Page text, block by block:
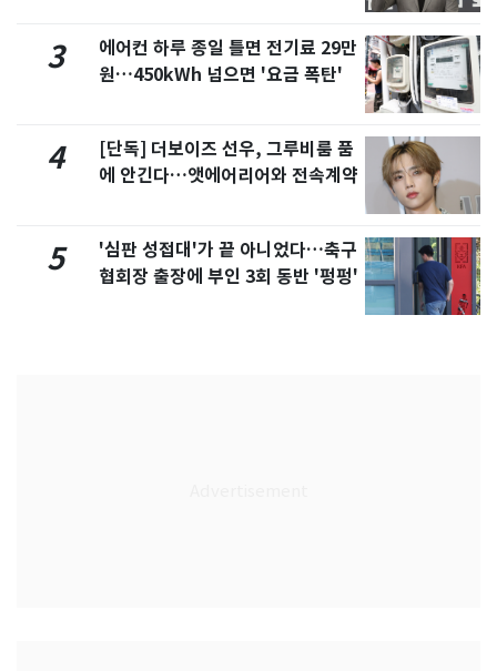
3
에어컨 하루 종일 틀면 전기료 29만
원…450kWh 넘으면 '요금 폭탄'
4
[단독] 더보이즈 선우, 그루비룸 품
에 안긴다…앳에어리어와 전속계약
5
'심판 성접대'가 끝 아니었다…축구
협회장 출장에 부인 3회 동반 '펑펑'